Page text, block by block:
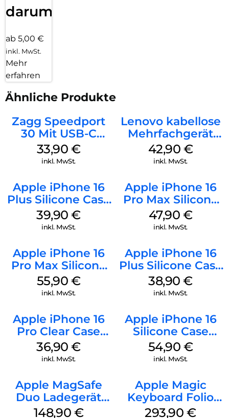
darum!
ab 5,00 €
inkl. MwSt.
Mehr
erfahren
Ähnliche Produkte
Zagg Speedport
30 Mit USB-C
Kabel Weiß
33,90 €
inkl. MwSt.
Lenovo kabellose
Mehrfachgerät
Luna Grey
42,90 €
inkl. MwSt.
Apple iPhone 16
Plus Silicone Case
MagSafe Plum
39,90€
inkl. MwSt.
Apple iPhone 16
Pro Max Silicone
Case MagSafe
Black
47,90 €
inkl. MwSt.
Apple iPhone 16
Pro Max Silicone
Case MagSafe
Stone Gray
55,90 €
inkl. MwSt.
Apple iPhone 16
Plus Silicone Case
MagSafe Denim
38,90€
inkl. MwSt.
Apple iPhone 16
Pro Clear Case
MagSafe
Transparent
36,90€
inkl. MwSt.
Apple iPhone 16
Silicone Case
MagSafe Lake
Green
54,90 €
inkl. MwSt.
Apple MagSafe
Duo Ladegerät
Weiß
148,90 €
Apple Magic
Keyboard Folio
iPad 10.9″ (10.Gen.)
293,90€